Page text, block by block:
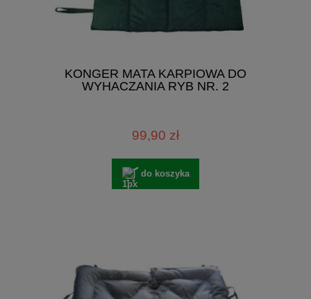
KONGER MATA KARPIOWA DO
WYHACZANIA RYB NR. 2
99,90 zł
do koszyka